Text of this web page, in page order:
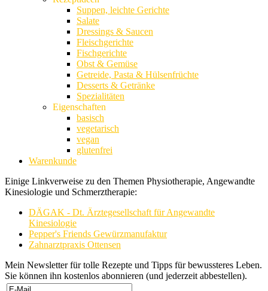
Suppen, leichte Gerichte
Salate
Dressings & Saucen
Fleischgerichte
Fischgerichte
Obst & Gemüse
Getreide, Pasta & Hülsenfrüchte
Desserts & Getränke
Spezialitäten
Eigenschaften
basisch
vegetarisch
vegan
glutenfrei
Warenkunde
Einige Linkverweise zu den Themen Physiotherapie, Angewandte
Kinesiologie und Schmerztherapie:
DÄGAK - Dt. Ärztegesellschaft für Angewandte
Kinesiologie
Pepper's Friends Gewürzmanufaktur
Zahnarztpraxis Ottensen
Mein Newsletter für tolle Rezepte und Tipps für bewussteres Leben.
Sie können ihn kostenlos abonnieren (und jederzeit abbestellen).